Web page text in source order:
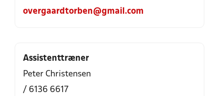
overgaardtorben@gmail.com
Assistenttræner
Peter Christensen
/ 6136 6617